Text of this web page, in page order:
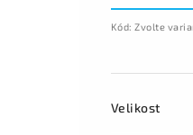
Kód: Zvolte
Velikost